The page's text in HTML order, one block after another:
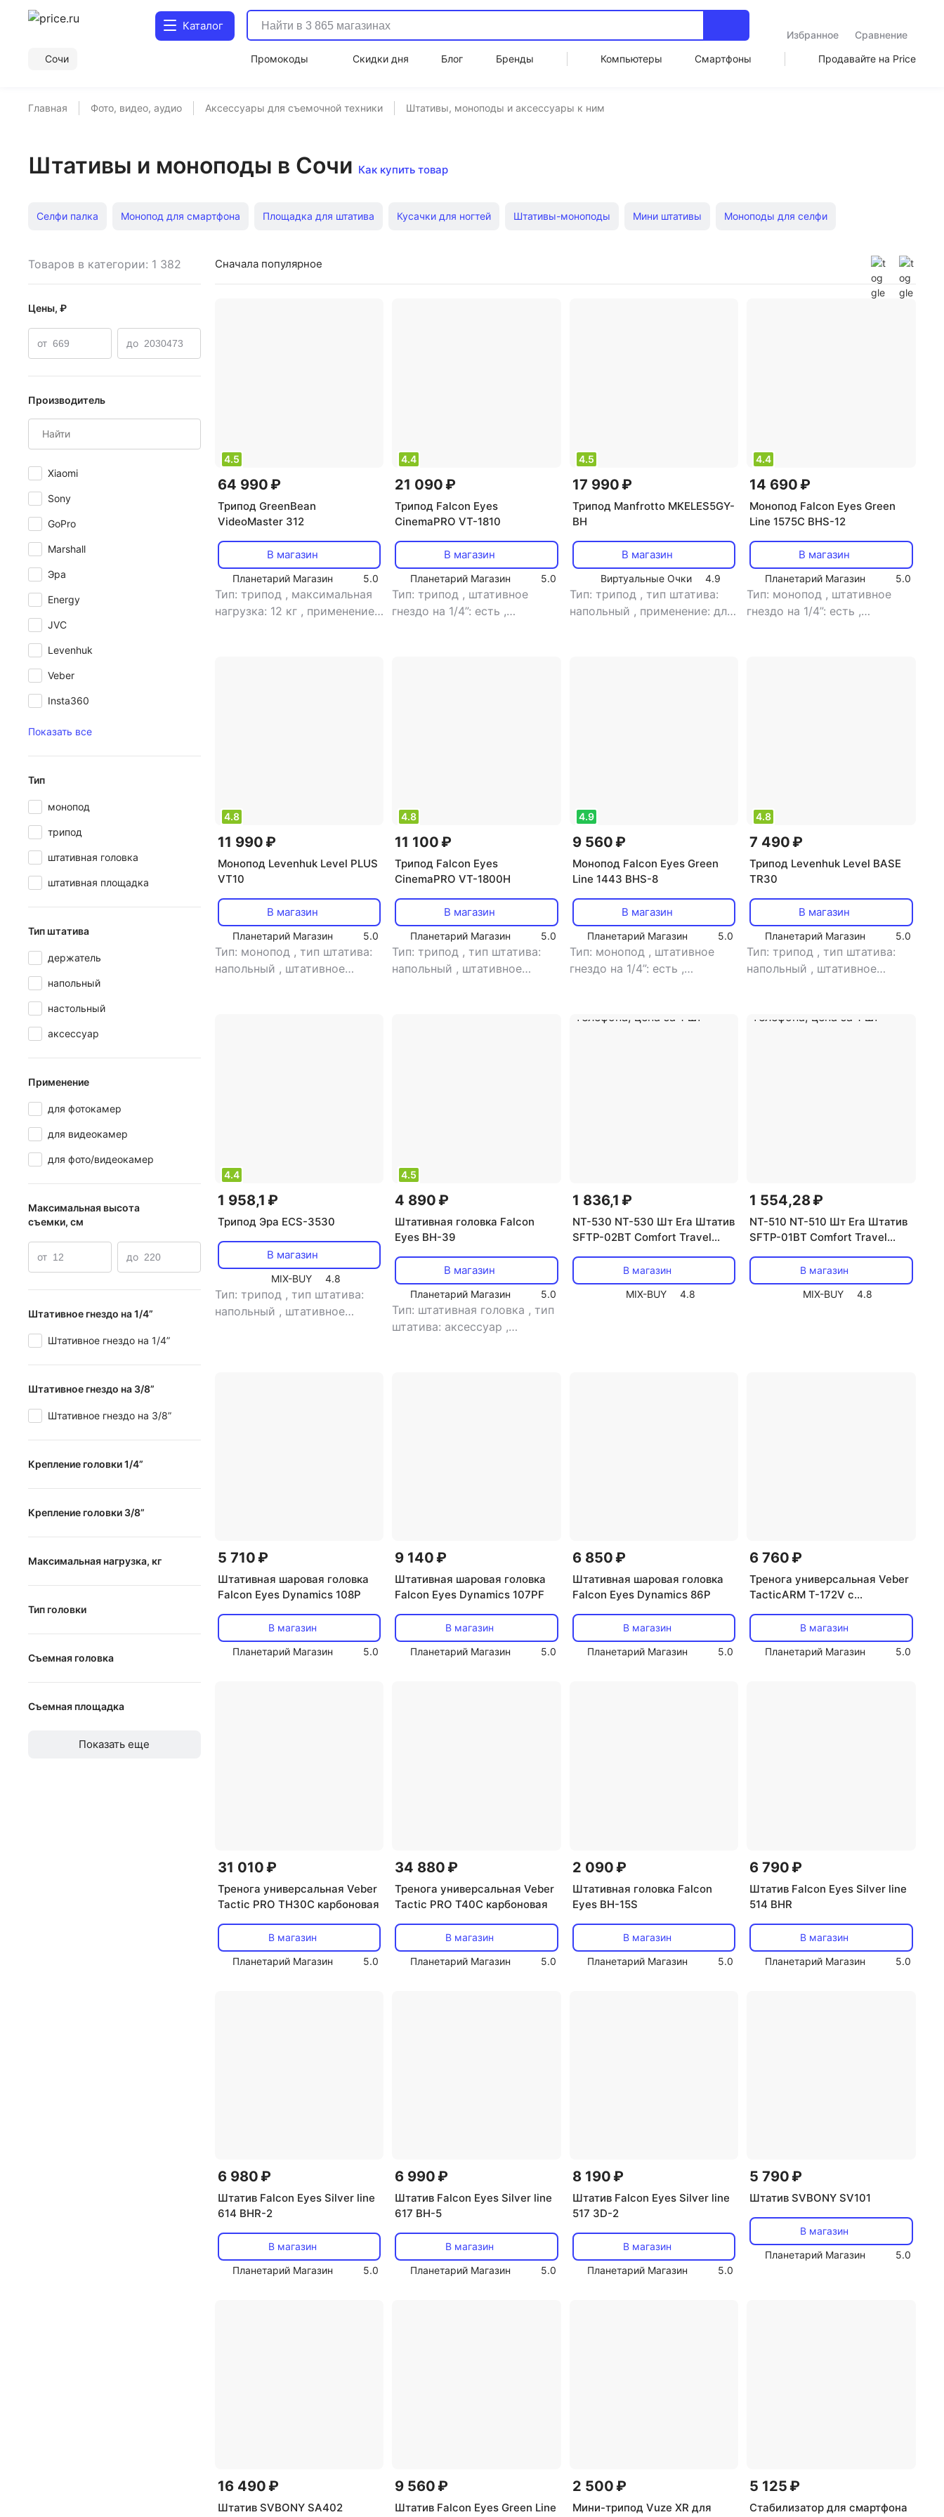
Каталог
Избранное
Сравнение
Сочи
Промокоды Скидки дня Блог Бренды Компьютеры Смартфоны Продавайте на Price
Главная Фото, видео, аудио Аксессуары для съемочной техники Штативы, моноподы и аксессуары к ним
Штативы и моноподы в Сочи Как купить товар
Селфи палка Монопод для смартфона Площадка для штатива Кусачки для ногтей Штативы-моноподы Мини штативы Моноподы для селфи
Аксессуары для селфи Штативы универсальные Недорогие штативы Штативы для фотоаппарата Canon Штативы для фотоаппарата Manfrotto
Моноподы для селфи GoPro
Товаров в категории: 1 382
Цены, ₽
от до
Производитель
Xiaomi
Sony
GoPro
Marshall
Эра
Energy
JVC
Levenhuk
Veber
Insta360
Показать все
Тип
монопод
трипод
штативная головка
штативная площадка
Тип штатива
держатель
напольный
настольный
аксессуар
Применение
для фотокамер
для видеокамер
для фото/видеокамер
Максимальная высота
съемки, см
от до
Штативное гнездо на 1/4”
Штативное гнездо на 1/4”
Штативное гнездо на 3/8”
Штативное гнездо на 3/8”
Крепление головки 1/4”
Крепление головки 1/4”
Крепление головки 3/8”
Крепление головки 3/8”
Максимальная нагрузка, кг
Тип головки
2D
3D
шаровая
Съемная головка
Съемная головка
Съемная площадка
Показать еще
Сначала популярное
4.5
64 990 ₽
Трипод GreenBean
VideoMaster 312
В магазин
Планетарий Магазин 5.0
Тип: трипод , максимальная
нагрузка: 12 кг , применение:
4.4
21 090 ₽
Трипод Falcon Eyes
CinemaPRO VT-1810
В магазин
Планетарий Магазин 5.0
Тип: трипод , штативное
гнездо на 1/4”: есть ,
4.5
17 990 ₽
Трипод Manfrotto MKELES5GY-
BH
В магазин
Виртуальные Очки 4.9
Тип: трипод , тип штатива:
напольный , применение: для
4.4
14 690 ₽
Монопод Falcon Eyes Green
Line 1575C BHS-12
В магазин
Планетарий Магазин 5.0
Тип: монопод , штативное
гнездо на 1/4”: есть ,
4.8
11 990 ₽
Монопод Levenhuk Level PLUS
VT10
В магазин
Планетарий Магазин 5.0
Тип: монопод , тип штатива:
напольный , штативное
4.8
11 100 ₽
Трипод Falcon Eyes
CinemaPRO VT-1800H
В магазин
Планетарий Магазин 5.0
Тип: трипод ,тип штатива:
напольный , штативное
4.9
9 560 ₽
Монопод Falcon Eyes Green
Line 1443 BHS-8
В магазин
Планетарий Магазин 5.0
Тип: монопод , штативное
гнездо на 1/4”: есть ,
нагрузка: 8 кг,тип головки:
4.8
7 490 ₽
Трипод Levenhuk Level BASE
TR30
В магазин
Планетарий Магазин 5.0
Тип: трипод ,тип штатива:
напольный , штативное
применение: для фотокамер
4.4
1 958,1 ₽
Трипод Эра ECS-3530
В магазин
MIX-BUY 4.8
Тип: трипод , тип штатива:
напольный , штативное
4.5
4 890 ₽
Штативная головка Falcon
Eyes BH-39
В магазин
Планетарий Магазин 5.0
Тип: штативная головка ,тип
штатива: аксессуар ,
1 836,1 ₽
NT-530 NT-530 Шт Era Штатив
SFTP-02BT Comfort Travel
пульт держатель телефона,
цена за 1 шт
В магазин
MIX-BUY
4.8
1 554,28 ₽
NT-510 NT-510 Шт Era Штатив
SFTP-01BT Comfort Travel
пульт держатель телефона,
цена за 1 шт
В магазин
MIX-BUY
4.8
5 710 ₽
Штативная шаровая головка
Falcon Eyes Dynamics 108P
В магазин
Планетарий Магазин
5.0
9 140 ₽
Штативная шаровая головка
Falcon Eyes Dynamics 107PF
В магазин
Планетарий Магазин
5.0
6 850 ₽
Штативная шаровая головка
Falcon Eyes Dynamics 86P
В магазин
Планетарий Магазин
5.0
6 760 ₽
Тренога универсальная Veber
TacticARM T-172V с
В магазин
Планетарий Магазин
5.0
31 010 ₽
Тренога универсальная Veber
Tactic PRO TH30C карбоновая
В магазин
Планетарий Магазин
5.0
34 880 ₽
Тренога универсальная Veber
Tactic PRO T40C карбоновая
В магазин
Планетарий Магазин
5.0
2 090 ₽
Штативная головка Falcon
Eyes BH-15S
В магазин
Планетарий Магазин
5.0
6 790 ₽
Штатив Falcon Eyes Silver line
514 BHR
В магазин
Планетарий Магазин
5.0
6 980 ₽
Штатив Falcon Eyes Silver line
614 BHR-2
В магазин
Планетарий Магазин
5.0
6 990 ₽
Штатив Falcon Eyes Silver line
617 BH-5
В магазин
Планетарий Магазин
5.0
8 190 ₽
Штатив Falcon Eyes Silver line
517 3D-2
В магазин
Планетарий Магазин
5.0
5 790 ₽
Штатив SVBONY SV101
В магазин
Планетарий Магазин
5.0
16 490 ₽
Штатив SVBONY SA402
9 560 ₽
Штатив Falcon Eyes Green Line
2 500 ₽
Мини-трипод Vuze XR для
5 125 ₽
Стабилизатор для смартфона